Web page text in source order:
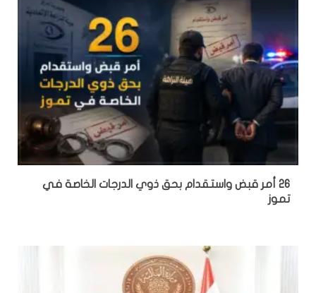
26 أمر قبض واستقدام بحق ذوي الدرجات الخاصة في
تموز